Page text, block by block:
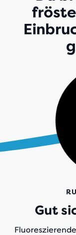
Gut